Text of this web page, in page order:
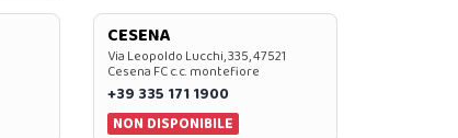
CESENA
Via Leopoldo Lucchi, 335, 47521
Cesena FC c.c. montefiore
+39 335 171 1900
NON DISPONIBILE